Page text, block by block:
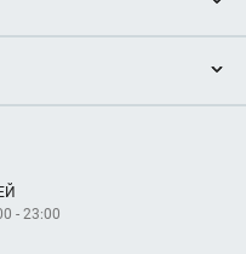
- 23:00